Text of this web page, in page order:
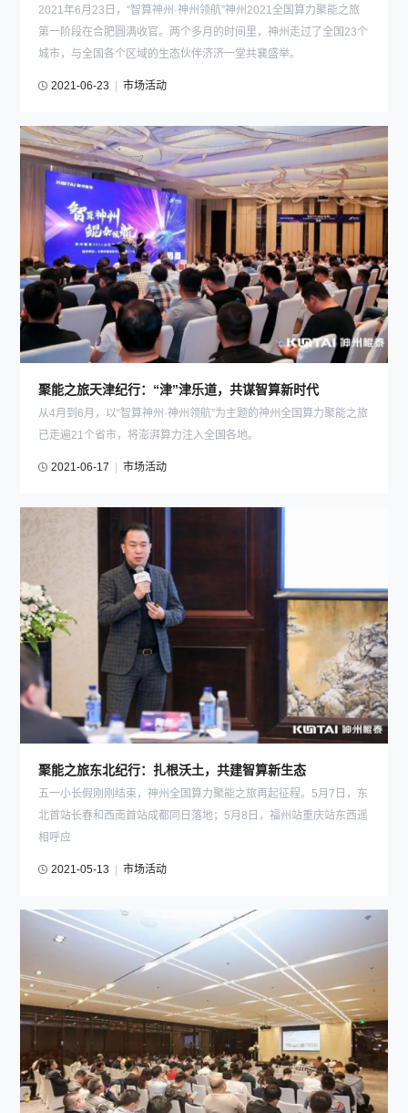
2021年6月23日，“智算神州·神州领航”神州2021全国算力聚能之旅
第一阶段在合肥圆满收官。两个多月的时间里，神州走过了全国23个
城市，与全国各个区域的生态伙伴济济一堂共襄盛举。
2021-06-23 市场活动
聚能之旅天津纪行：“津”津乐道，共谋智算新时代
从4月到6月，以“智算神州·神州领航”为主题的神州全国算力聚能之旅
已走遍21个省市，将澎湃算力注入全国各地。
2021-06-17 | 市场活动
聚能之旅东北纪行：扎根沃土，共建智算新生态
五一小长假刚刚结束，神州全国算力聚能之旅再起征程。5月7日，东
北首站长春和西南首站成都同日落地；5月8日，福州站重庆站东西遥
相呼应
2021-05-13 市场活动